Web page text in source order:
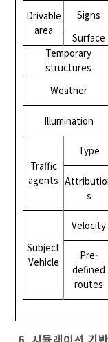
Drivable
area
Signs
Surface
Temporary
structures
Weather
Illumination
Traffic
agents
Type
s
Subject
Vehicle
Velocity
Pre-
defined
routes